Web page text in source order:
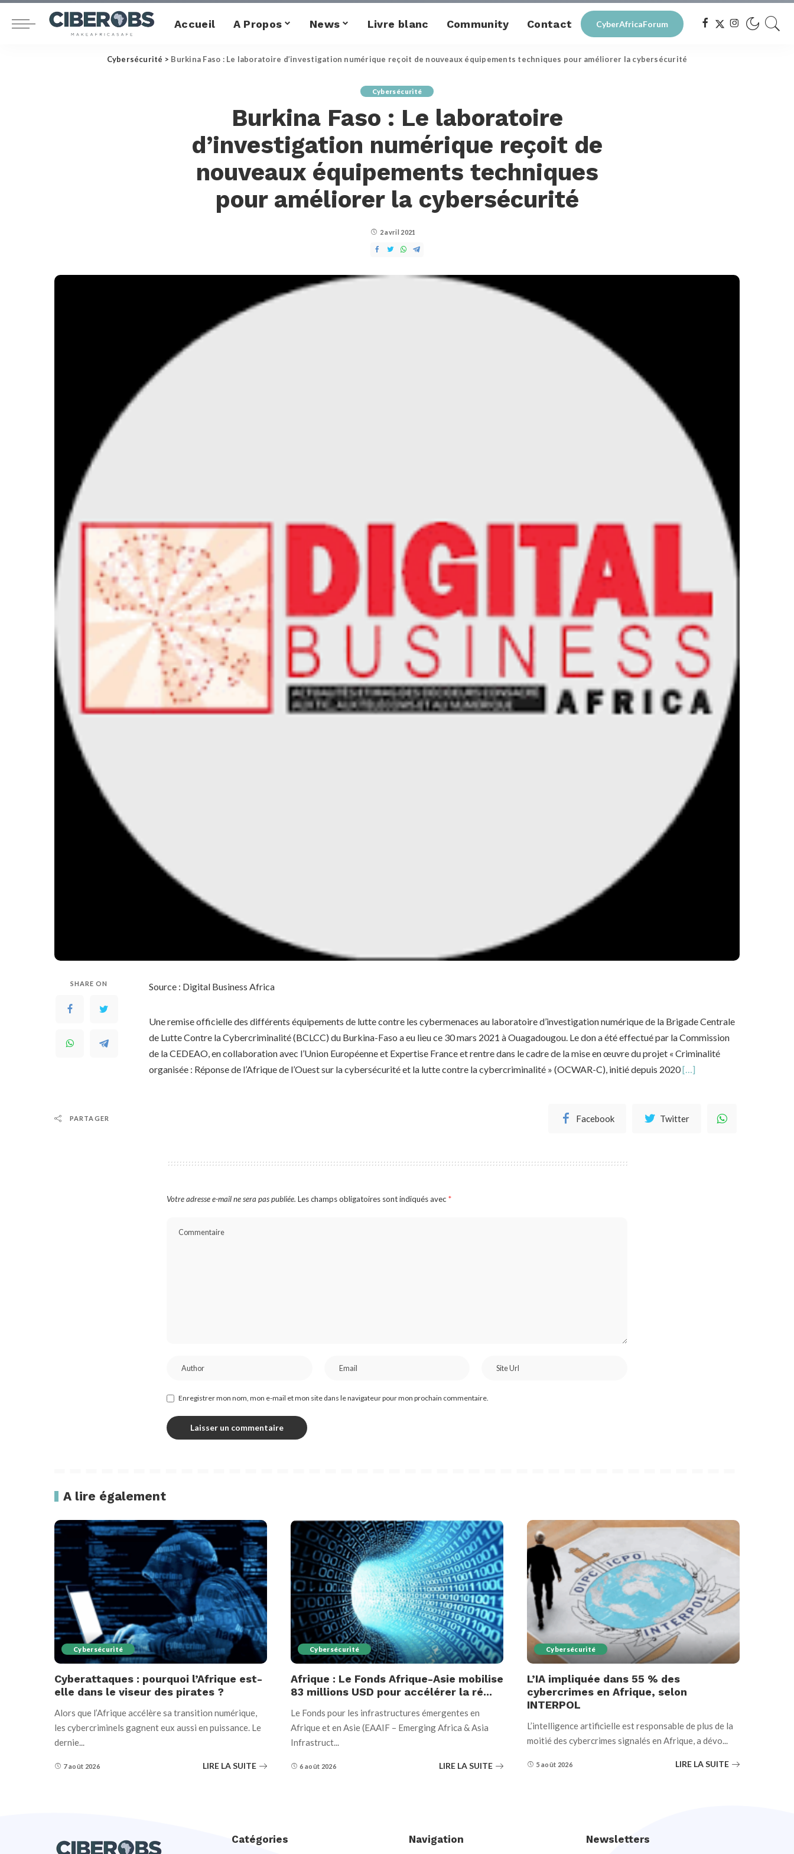
Accueil A Propos News Livre blanc Community Contact CyberAfricaForum
Cybersécurité > Burkina Faso : Le laboratoire d’investigation numérique reçoit de nouveaux équipements techniques pour améliorer la cybersécurité
Cybersécurité
Burkina Faso : Le laboratoire
d’investigation numérique reçoit de
nouveaux équipements techniques
pour améliorer la cybersécurité
2 avril 2021
SHARE ON Source : Digital Business Africa
Une remise officielle des différents équipements de lutte contre les cybermenaces au laboratoire d’investigation numérique de la Brigade Centrale
de Lutte Contre la Cybercriminalité (BCLCC) du Burkina-Faso a eu lieu ce 30 mars 2021 à Ouagadougou. Le don a été effectué par la Commission
de la CEDEAO, en collaboration avec l’Union Européenne et Expertise France et rentre dans le cadre de la mise en œuvre du projet « Criminalité
organisée : Réponse de l’Afrique de l’Ouest sur la cybersécurité et la lutte contre la cybercriminalité » (OCWAR-C), initié depuis 2020[…]
PARTAGER Facebook Twitter
Votre adresse e-mail ne sera pas publiée. Les champs obligatoires sont indiqués avec *
Enregistrer mon nom, mon e-mail et mon site dans le navigateur pour mon prochain commentaire.
A lire également
Cybersécurité
Cyberattaques : pourquoi l’Afrique est-
elle dans le viseur des pirates ?
Alors que l’Afrique accélère sa transition numérique,
les cybercriminels gagnent eux aussi en puissance. Le
dernie...
7 août 2026 LIRE LA SUITE
Cybersécurité
Afrique : Le Fonds Afrique-Asie mobilise
83 millions USD pour accélérer la ré...
Le Fonds pour les infrastructures émergentes en
Afrique et en Asie (EAAIF – Emerging Africa & Asia
Infrastruct...
6 août 2026 LIRE LA SUITE
Cybersécurité
L’IA impliquée dans 55 % des
cybercrimes en Afrique, selon
INTERPOL
L’intelligence artificielle est responsable de plus de la
moitié des cybercrimes signalés en Afrique, a dévo...
5 août 2026 LIRE LA SUITE
Catégories Navigation Newsletters